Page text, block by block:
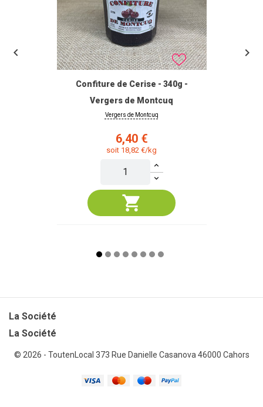
Confiture de Cerise - 340g -
Vergers de Montcuq
Vergers de Montcuq
Prix
6,40 €
soit 18,82 €/kg
 
La Société
La Société
© 2026 - ToutenLocal 373 Rue Danielle Casanova 46000 Cahors